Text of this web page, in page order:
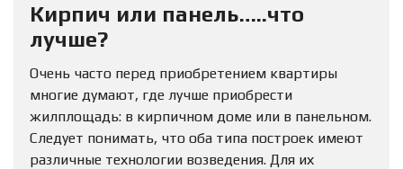
Кирпич или панель…..что
лучше?
Очень часто перед приобретением квартиры
многие думают, где лучше приобрести
жилплощадь: в кирпичном доме или в панельном.
Следует понимать, что оба типа построек имеют
различные технологии возведения. Для их